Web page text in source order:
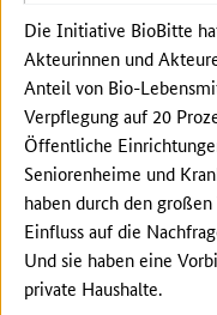
Die Initiative BioBitte
Akteurinnen und
Anteil von Bio-
Verpflegung auf 20
Öffentliche
Seniorenheime und
haben durch den
Einfluss auf die
Und sie haben eine
private Haushalte.